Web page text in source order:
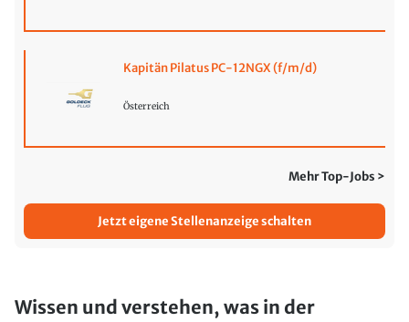
Kapitän Pilatus PC-12NGX (f/m/d)
Österreich
Mehr Top-Jobs >
Jetzt eigene Stellenanzeige schalten
Wissen und verstehen, was in der